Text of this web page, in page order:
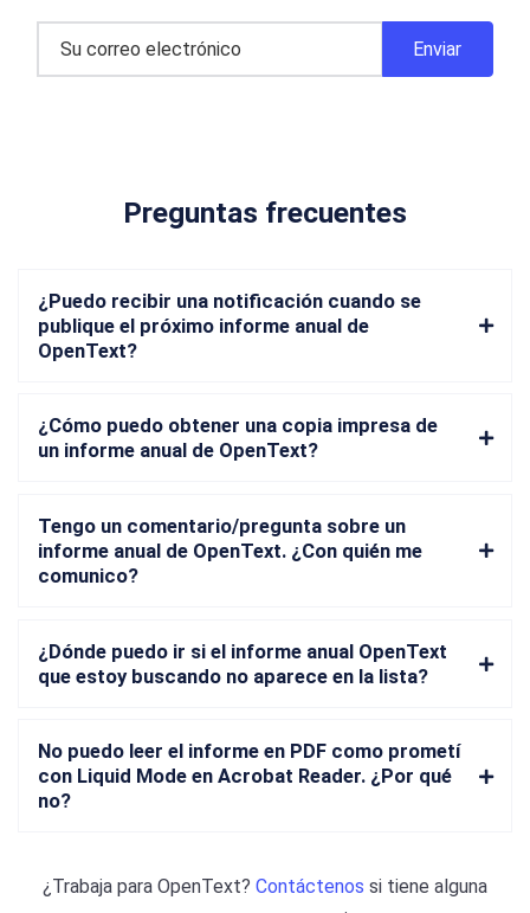
Preguntas frecuentes
¿Puedo recibir una notificación cuando se
publique el próximo informe anual de
OpenText?
¿Cómo puedo obtener una copia impresa de
un informe anual de OpenText?
Tengo un comentario/pregunta sobre un
informe anual de OpenText. ¿Con quién me
comunico?
¿Dónde puedo ir si el informe anual OpenText
que estoy buscando no aparece en la lista?
No puedo leer el informe en PDF como prometí
con Liquid Mode en Acrobat Reader. ¿Por qué
no?
¿Trabaja para OpenText? Contáctenos si tiene alguna